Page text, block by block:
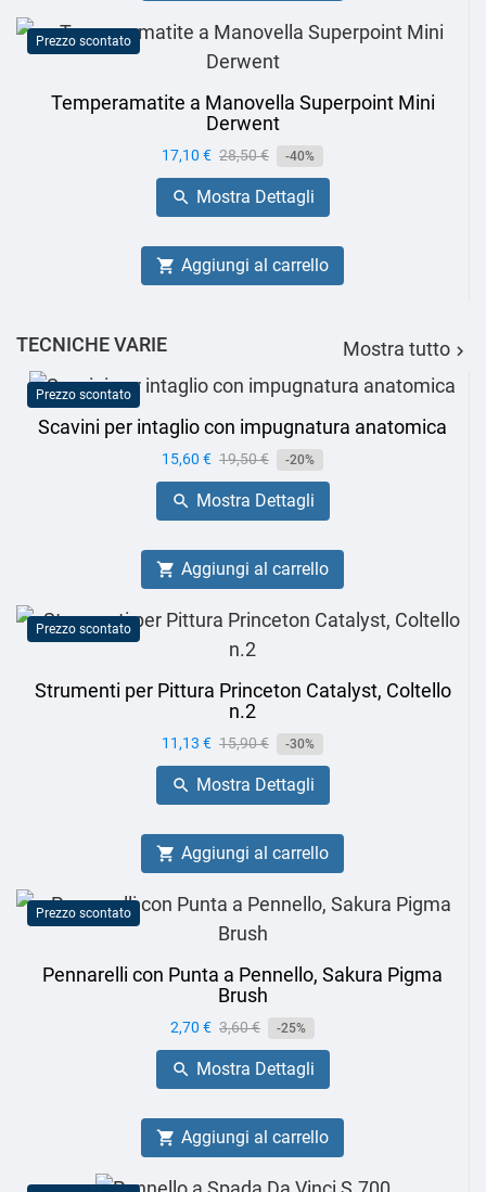
Prezzo scontato
Temperamatite a Manovella Superpoint Mini
Derwent
Prezzo
17,10 € Prezzo
base
28,50 € -40%
 Mostra Dettagli
 Aggiungi al carrello
TECNICHE VARIE Mostra tutto 
Prezzo scontato
Scavini per intaglio con impugnatura anatomica
Prezzo
15,60 € Prezzo
base
19,50 € -20%
 Mostra Dettagli
 Aggiungi al carrello
Prezzo scontato
Strumenti per Pittura Princeton Catalyst, Coltello
n.2
Prezzo
11,13 € Prezzo
base
15,90 € -30%
 Mostra Dettagli
 Aggiungi al carrello
Prezzo scontato
Pennarelli con Punta a Pennello, Sakura Pigma
Brush
Prezzo
2,70 € Prezzo
base
3,60 € -25%
 Mostra Dettagli
 Aggiungi al carrello